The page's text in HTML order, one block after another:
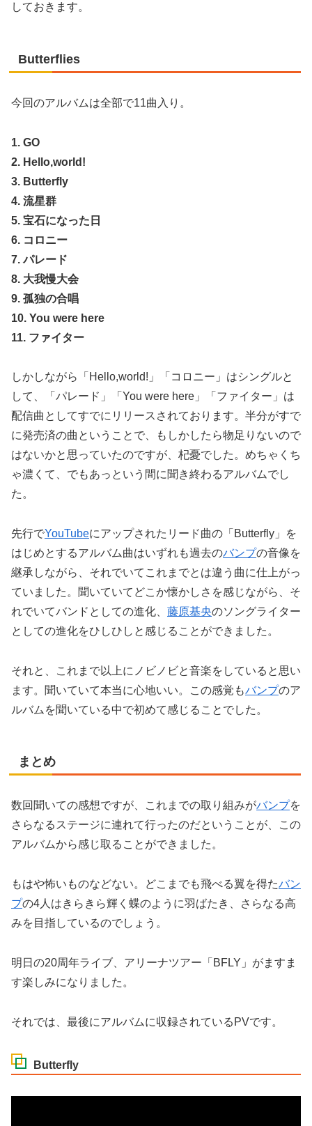
しておきます。
Butterflies
今回のアルバムは全部で11曲入り。
1. GO
2. Hello,world!
3. Butterfly
4. 流星群
5. 宝石になった日
6. コロニー
7. パレード
8. 大我慢大会
9. 孤独の合唱
10. You were here
11. ファイター
しかしながら「Hello,world!」「コロニー」はシングルと
して、「パレード」「You were here」「ファイター」は
配信曲としてすでにリリースされております。半分がすで
に発売済の曲ということで、もしかしたら物足りないので
はないかと思っていたのですが、杞憂でした。めちゃくち
ゃ濃くて、でもあっという間に聞き終わるアルバムでし
た。
先行でYouTubeにアップされたリード曲の「Butterfly」を
はじめとするアルバム曲はいずれも過去のバンプの音像を
継承しながら、それでいてこれまでとは違う曲に仕上がっ
ていました。聞いていてどこか懐かしさを感じながら、そ
れでいてバンドとしての進化、 藤原基央のソングライター
としての進化をひしひしと感じることができました。
それと、これまで以上にノビノビと音楽をしていると思い
ます。聞いていて本当に心地いい。この感覚もバンプのア
ルバムを聞いている中で初めて感じることでした。
まとめ
数回聞いての感想ですが、これまでの取り組みがバンプを
さらなるステージに連れて行ったのだということが、この
アルバムから感じ取ることができました。
もはや怖いものなどない。どこまでも飛べる翼を得たバン
プの4人はきらきら輝く蝶のように羽ばたき、さらなる高
みを目指しているのでしょう。
明日の20周年ライブ、アリーナツアー「BFLY」がますま
す楽しみになりました。
それでは、最後にアルバムに収録されているPVです。
Butterfly